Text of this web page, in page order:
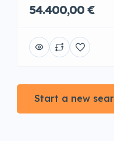
54.400,00 €
Start a new